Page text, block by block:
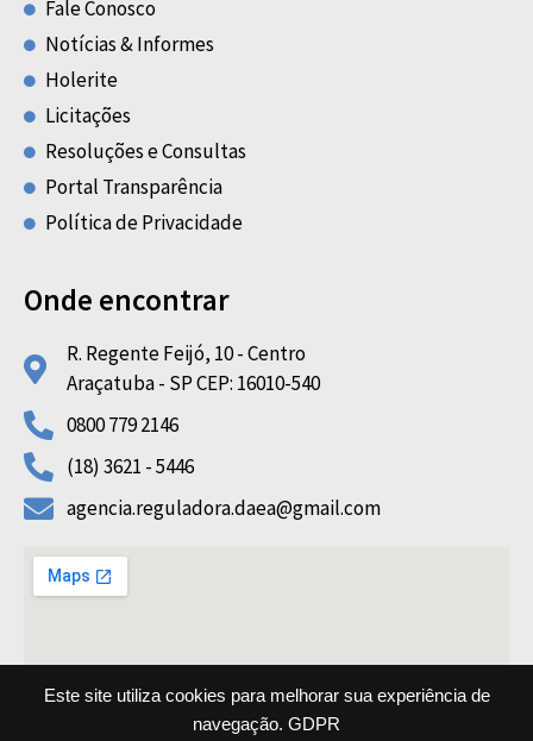
Este site utiliza cookies para melhorar sua experiência de
navegação. GDPR
Fale Conosco
Notícias & Informes
Holerite
Licitações
Resoluções e Consultas
Portal Transparência
Política de Privacidade
Onde encontrar
R. Regente Feijó, 10 - Centro
Araçatuba - SP CEP: 16010-540
0800 779 2146
(18) 3621 - 5446
agencia.reguladora.daea@gmail.com